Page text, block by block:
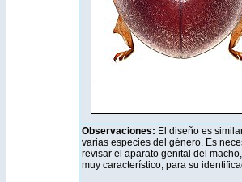
Observaciones: El diseño es
varias especies del género. Es
revisar el aparato genital del
muy característico, para su